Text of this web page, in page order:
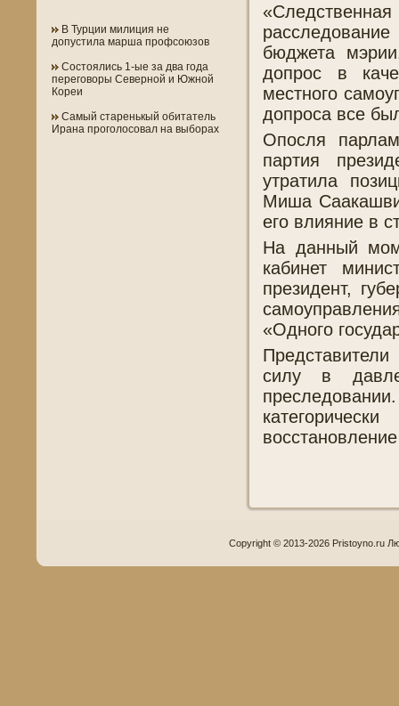
В Турции милиция не
допустила марша профсоюзов
Состоялись 1-ые за два года
переговоры Северной и Южной
Кореи
Самый старенькый обитатель
Ирана проголосовал на выборах
бюджета
допрос в
местного
допроса все
Опосля
партия
утратила
Миша
его влияние в
На данный
кабинет
президент,
«Одного
силу в
Copyright © 2013-2026 Pristoyno.ru